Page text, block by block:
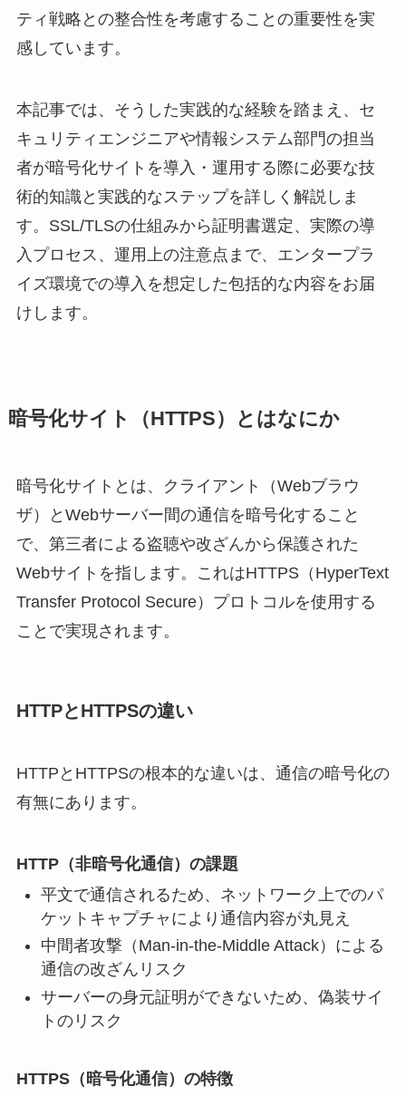
ティ戦略との整合性を考慮することの重要性を実
感しています。
本記事では、そうした実践的な経験を踏まえ、セ
キュリティエンジニアや情報システム部門の担当
者が暗号化サイトを導入・運用する際に必要な技
術的知識と実践的なステップを詳しく解説しま
す。SSL/TLSの仕組みから証明書選定、実際の導
入プロセス、運用上の注意点まで、エンタープラ
イズ環境での導入を想定した包括的な内容をお届
けします。
暗号化サイト（HTTPS）とはなにか
暗号化サイトとは、クライアント（Webブラウ
ザ）とWebサーバー間の通信を暗号化すること
で、第三者による盗聴や改ざんから保護された
Webサイトを指します。これはHTTPS（HyperText
Transfer Protocol Secure）プロトコルを使用する
ことで実現されます。
HTTPとHTTPSの違い
HTTPとHTTPSの根本的な違いは、通信の暗号化の
有無にあります。
HTTP（非暗号化通信）の課題
平文で通信されるため、ネットワーク上でのパ
ケットキャプチャにより通信内容が丸見え
中間者攻撃（Man-in-the-Middle Attack）による
通信の改ざんリスク
サーバーの身元証明ができないため、偽装サイ
トのリスク
HTTPS（暗号化通信）の特徴